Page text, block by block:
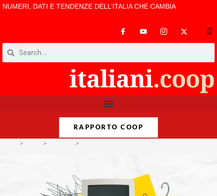
NUMERI, DATI E TENDENZE DELL’ITALIA CHE CAMBIA
RAPPORTO COOP
> > >